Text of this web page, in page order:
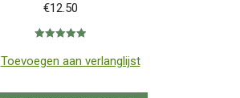
€12.50
5.00 uit 5
Toevoegen aan verlanglijst